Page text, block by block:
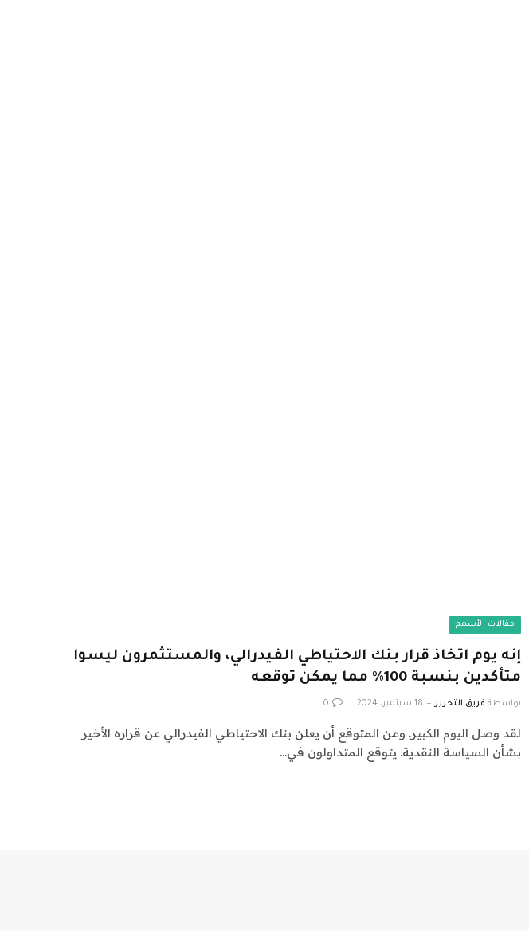
مقالات الأسهم
إنه يوم اتخاذ قرار بنك الاحتياطي الفيدرالي، والمستثمرون ليسوا
متأكدين بنسبة 100٪ مما يمكن توقعه
بواسطة فريق التحرير 18 سبتمبر، 2024 0
لقد وصل اليوم الكبير. ومن المتوقع أن يعلن بنك الاحتياطي الفيدرالي عن قراره الأخير
بشأن السياسة النقدية. يتوقع المتداولون في…